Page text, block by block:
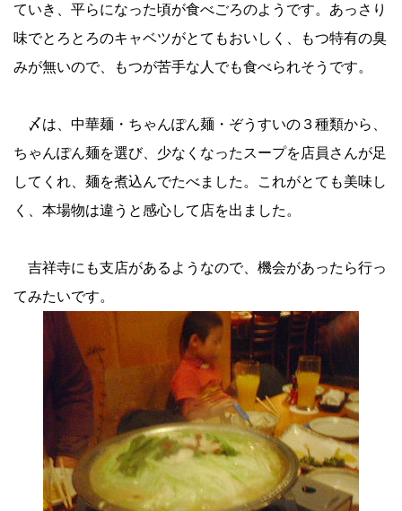
ていき、平らになった頃が食べごろのようです。あっさり
味でとろとろのキャベツがとてもおいしく、もつ特有の臭
みが無いので、もつが苦手な人でも食べられそうです。
〆は、中華麺・ちゃんぽん麺・ぞうすいの３種類から、
ちゃんぽん麺を選び、少なくなったスープを店員さんが足
してくれ、麺を煮込んでたべました。これがとても美味し
く、本場物は違うと感心して店を出ました。
吉祥寺にも支店があるようなので、機会があったら行っ
てみたいです。